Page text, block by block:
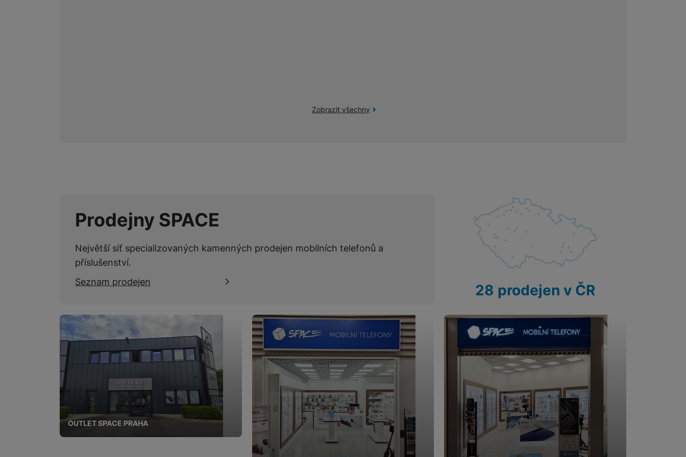
Zobrazit všechny
Prodejny SPACE
Největší síť specializovaných kamenných prodejen mobilních telefonů a
příslušenství.
Seznam prodejen
28 prodejen v ČR
OUTLET SPACE PRAHA